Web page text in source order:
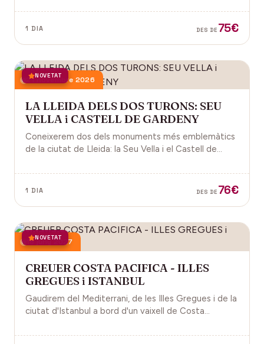
1 DIA DES DE 75€
NOVETAT
21 novembre 2026
LA LLEIDA DELS DOS TURONS: SEU
VELLA i CASTELL DE GARDENY
Coneixerem dos dels monuments més emblemàtics
de la ciutat de Lleida: la Seu Vella i el Castell de
1 DIA DES DE 76€
NOVETAT
18 juny 2027
CREUER COSTA PACIFICA - ILLES
GREGUES i ISTANBUL
Gaudirem del Mediterrani, de les Illes Gregues i de la
ciutat d'Istanbul a bord d'un vaixell de Costa